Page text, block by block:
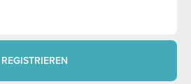
REGISTRIEREN